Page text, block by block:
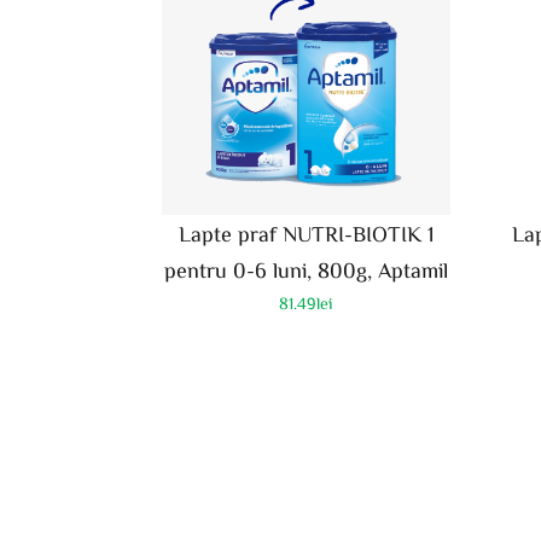
Lapte praf NUTRI-BIOTIK 1
pentru 0-6 luni, 800g, Aptamil
81.49lei